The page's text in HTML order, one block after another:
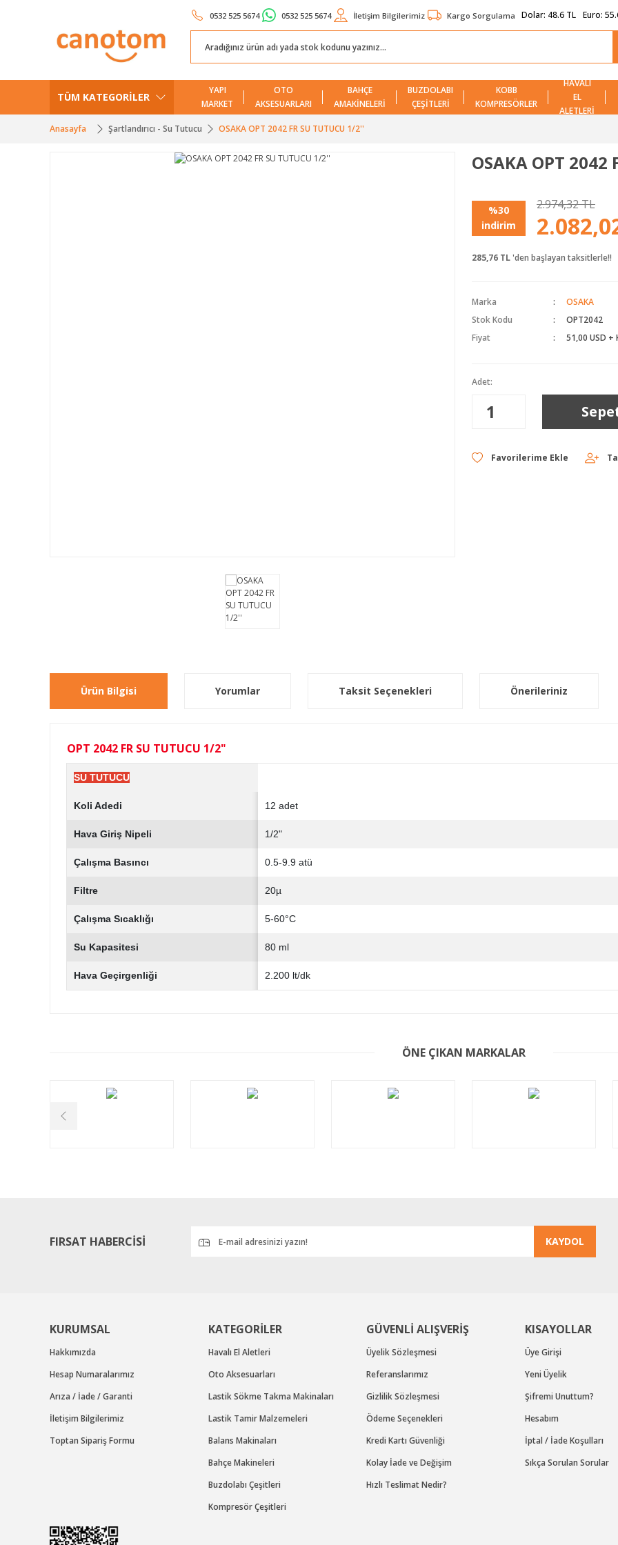
0532 525 5674 0532 525 5674 İletişim Bilgilerimiz Kargo Sorgulama Dolar: 48.6 TL Euro:
TÜM KATEGORİLER
YAPI
MARKET
OTO
AKSESUARLARI
BAHÇE
AMAKİNELERİ
BUZDOLABI
ÇEŞİTLERİ
KOBB
KOMPRESÖRLER
HAVALI
EL
ALETLERİ
Anasayfa
Şartlandırıcı - Su Tutucu OSAKA OPT 2042 FR SU TUTUCU 1/2''
OSAKA OPT 2042
%30
indirim
2.974,32 TL
285,76 TL'den başlayan taksitlerle!!
Marka
OSAKA
Stok Kodu
OPT2042
Fiyat
51,00 USD +
Adet:
Ürün Bilgisi Yorumlar Taksit Seçenekleri Önerileriniz
OPT 2042 FR SU TUTUCU 1/2"
SU TUTUCU
Koli Adedi 12 adet
Hava Giriş Nipeli 1/2"
Çalışma Basıncı 0.5-9.9 atü
Filtre 20µ
Çalışma Sıcaklığı 5-60°C
Su Kapasitesi 80 ml
Hava Geçirgenliği 2.200 lt/dk
Bu ürüne ilk yorumu siz yapın!
Ürün resmi kalitesiz, bozuk veya görüntülenemiyor.
ÖNE ÇIKAN MARKALAR
FIRSAT HABERCİSİ KAYDOL
KURUMSAL
Hakkımızda
Hesap Numaralarımız
Arıza / İade / Garanti
İletişim Bilgilerimiz
Toptan Sipariş Formu
KATEGORİLER
Havalı El Aletleri
Oto Aksesuarları
Lastik Sökme Takma Makinaları
Lastik Tamir Malzemeleri
Balans Makinaları
Bahçe Makineleri
Buzdolabı Çeşitleri
Kompresör Çeşitleri
GÜVENLİ ALIŞVERİŞ
Üyelik Sözleşmesi
Referanslarımız
Gizlilik Sözleşmesi
Ödeme Seçenekleri
Kredi Kartı Güvenliği
Kolay İade ve Değişim
Hızlı Teslimat Nedir?
KISAYOLLAR
Üye Girişi
Yeni Üyelik
Şifremi Unuttum?
Hesabım
İptal / İade Koşulları
Sıkça Sorulan Sorular